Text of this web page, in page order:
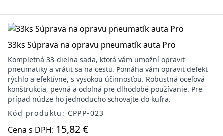
33ks Súprava na opravu pneumatík auta Pro
Kompletná 33-dielna sada, ktorá vám umožní opraviť
pneumatiky a vrátiť sa na cestu. Pomáha vám opraviť defekt
rýchlo a efektívne, s vysokou účinnosťou. Robustná oceľová
konštrukcia, pevná a odolná pre dlhodobé používanie. Pre
prípad núdze ho jednoducho schovajte do kufra.
Kód produktu: CPPP-023
Cena s DPH: 15,82 €